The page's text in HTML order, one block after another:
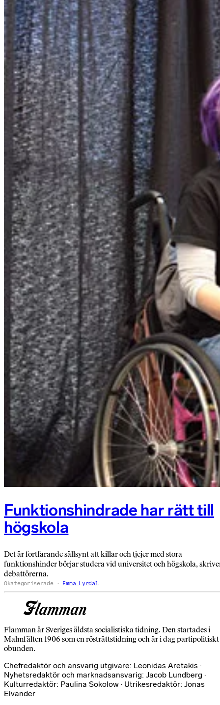
Funktionshindrade har rätt till
högskola
Det är fortfarande sällsynt att killar och tjejer med stora
funktionshinder börjar studera vid universitet och högskola,
debattörerna.
Okategoriserade Emma Lyrdal
Flamman är Sveriges äldsta socialistiska tidning. Den startades i
Malmfälten 1906 som en rösträttstidning och är i dag partipolitiskt
obunden.
Chefredaktör och ansvarig utgivare: Leonidas Aretakis ·
Nyhetsredaktör och marknadsansvarig: Jacob Lundberg ·
Kulturredaktör: Paulina Sokolow · Utrikesredaktör: Jonas
Elvander